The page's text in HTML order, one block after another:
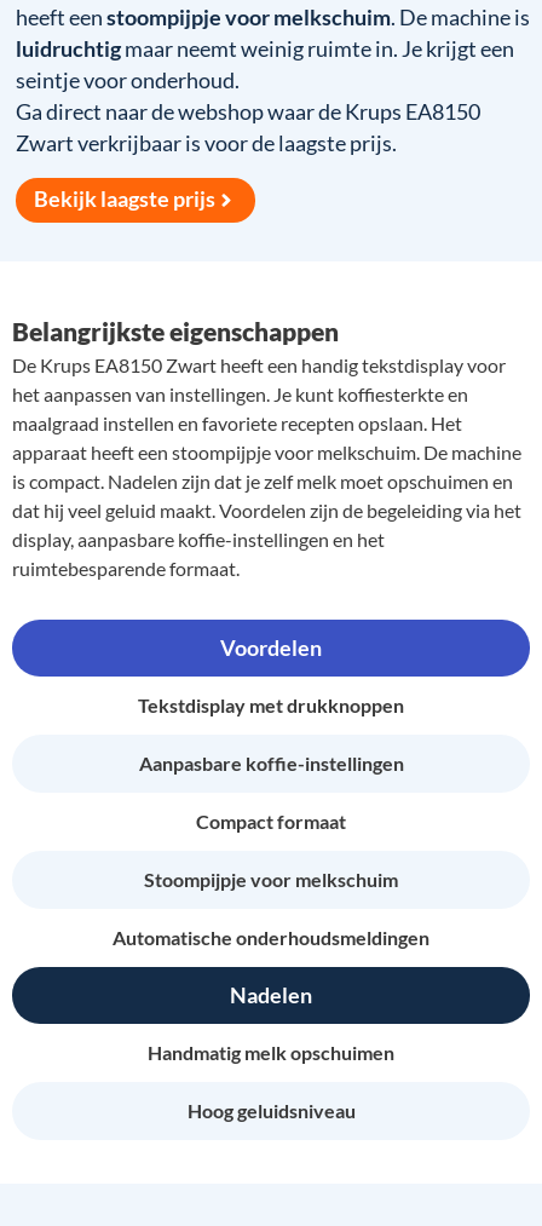
heeft eenstoompijpje voor melkschuim. De machine is
luidruchtigmaar neemt weinig ruimte in. Je krijgt een
seintje voor onderhoud.
Ga direct naar de webshop waar de Krups EA8150
Zwart verkrijbaar is voor de laagste prijs.
Bekijk laagste prijs
Belangrijkste eigenschappen
De Krups EA8150 Zwart heeft een handig tekstdisplay voor
het aanpassen van instellingen. Je kunt koffiesterkte en
maalgraad instellen en favoriete recepten opslaan. Het
apparaat heeft een stoompijpje voor melkschuim. De machine
is compact. Nadelen zijn dat je zelf melk moet opschuimen en
dat hij veel geluid maakt. Voordelen zijn de begeleiding via het
display, aanpasbare koffie-instellingen en het
ruimtebesparende formaat.
Voordelen
Tekstdisplay met drukknoppen
Aanpasbare koffie-instellingen
Compact formaat
Stoompijpje voor melkschuim
Automatische onderhoudsmeldingen
Nadelen
Handmatig melk opschuimen
Hoog geluidsniveau